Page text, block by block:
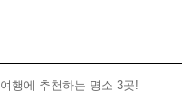
행에 추천하는 명소 3곳!